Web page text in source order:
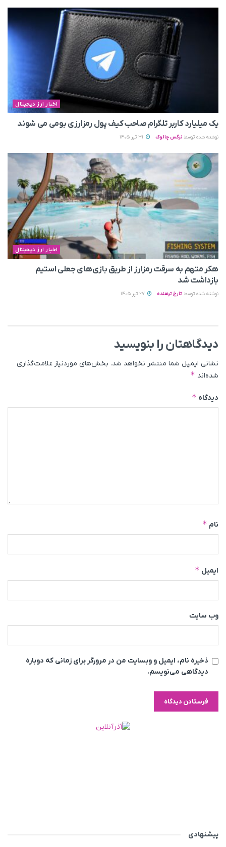
اخبار ارز دیجیتال
یک میلیارد کاربر تلگرام صاحب کیف پول رمزارزی بومی می‌ شوند
نوشته شده توسط نرگس چالوک
اخبار ارز دیجیتال
هکر متهم به سرقت رمزارز از طریق بازی‌های جعلی استیم
بازداشت شد
نوشته شده توسط تارخ ترهنده
دیدگاهتان را بنویسید
نشانی ایمیل شما منتشر نخواهد شد. بخش‌های موردنیاز علامت‌گذاری
شده‌اند *
دیدگاه *
نام *
ایمیل *
وب‌ سایت
ذخیره نام، ایمیل و وبسایت من در مرورگر برای زمانی که دوباره
دیدگاهی می‌نویسم.
پیشنهادی